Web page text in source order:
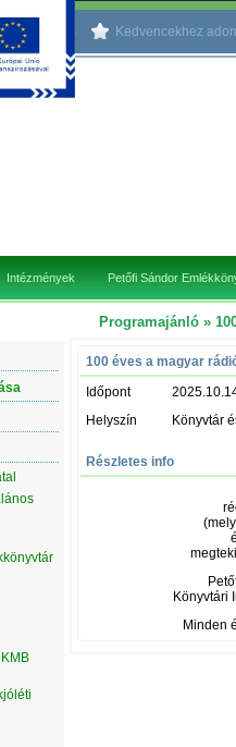
beállítom Kedvencekhez
Intézmények Petőfi Sándor
Programajánló »
100 éves a magyar
Időpont
Helyszín
Könyvtár
Részletes info
Könyvtári
Minden